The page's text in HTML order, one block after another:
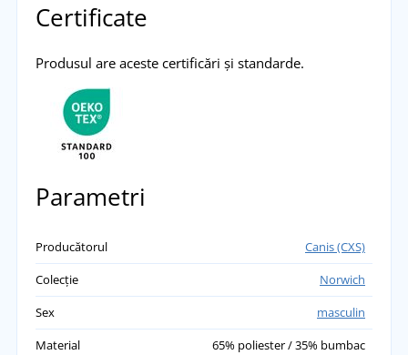
Certificate
Produsul are aceste certificări și standarde.
Parametri
Producătorul
Canis (CXS)
Colecție
Norwich
Sex
masculin
Material
65% poliester / 35% bumbac